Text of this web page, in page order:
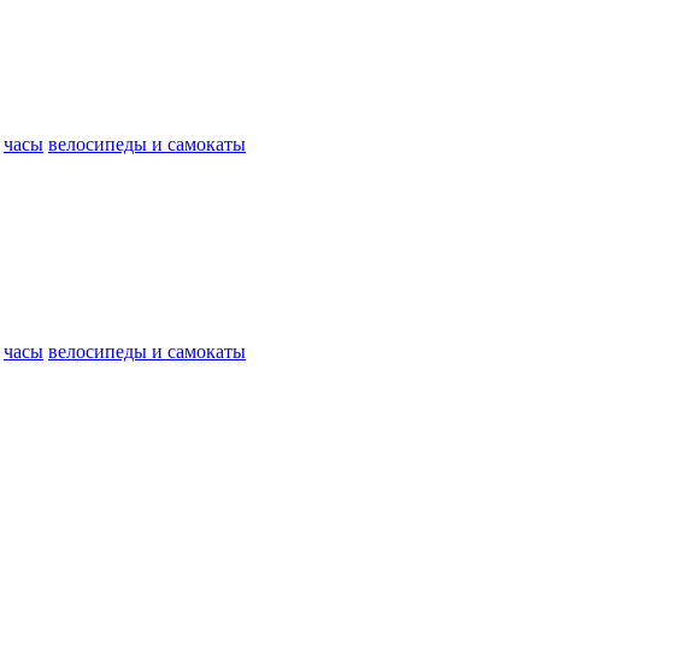
часы велосипеды и самокаты
часы велосипеды и самокаты